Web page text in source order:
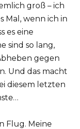
groß – ich
Mal, wenn ich in
es eine
sind so lang,
gegen
Und das macht
diesem letzten
Flug. Meine